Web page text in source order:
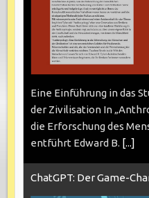
Eine Einführung in das
der Zivilisation In
die Erforschung des
entführt Edward B. [...]
ChatGPT: Der Game-